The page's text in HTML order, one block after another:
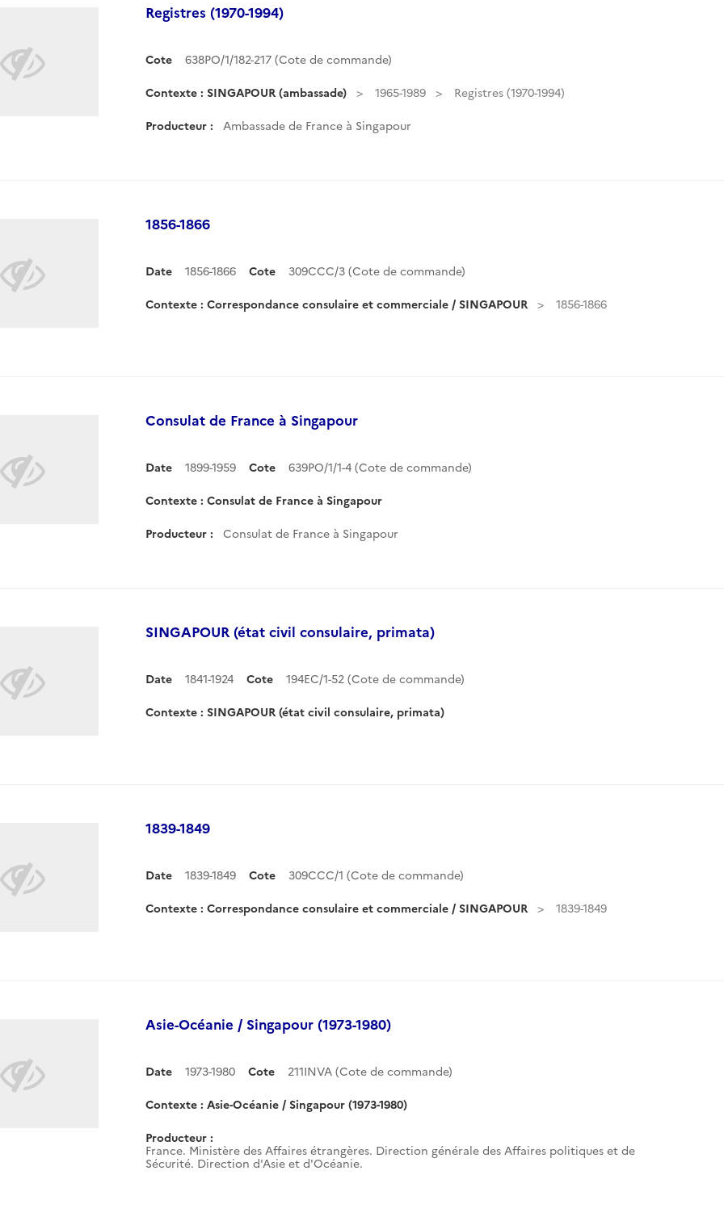
Registres (1970-1994)
Cote 638PO/1/182-217 (Cote de commande)
Contexte : SINGAPOUR (ambassade) 1965-1989 Registres (1970-1994)
Producteur : Ambassade de France à Singapour
1856-1866
Date 1856-1866 Cote 309CCC/3 (Cote de commande)
Contexte : Correspondance consulaire et commerciale / SINGAPOUR 1856-1866
Consulat de France à Singapour
Date 1899-1959 Cote 639PO/1/1-4 (Cote de commande)
Contexte : Consulat de France à Singapour
Producteur : Consulat de France à Singapour
SINGAPOUR (état civil consulaire, primata)
Date 1841-1924 Cote 194EC/1-52 (Cote de commande)
Contexte : SINGAPOUR (état civil consulaire, primata)
1839-1849
Date 1839-1849 Cote 309CCC/1 (Cote de commande)
Contexte : Correspondance consulaire et commerciale / SINGAPOUR 1839-1849
Asie-Océanie / Singapour (1973-1980)
Date 1973-1980 Cote 211INVA (Cote de commande)
Contexte : Asie-Océanie / Singapour (1973-1980)
Producteur :
France. Ministère des Affaires étrangères. Direction générale des Affaires politiques et de
Sécurité. Direction d'Asie et d'Océanie.